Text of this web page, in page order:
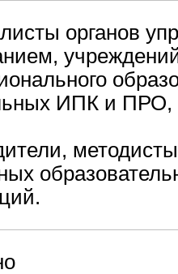
органов
ИПК и ПРО,